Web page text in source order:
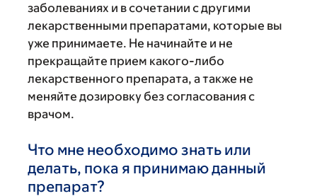
заболеваниях и в сочетании с другими
лекарственными препаратами, которые вы
уже принимаете. Не начинайте и не
прекращайте прием какого-либо
лекарственного препарата, а также не
меняйте дозировку без согласования с
врачом.
Что мне необходимо знать или
делать, пока я принимаю данный
препарат?